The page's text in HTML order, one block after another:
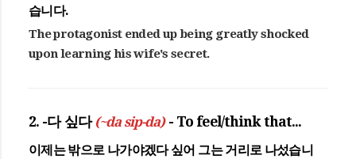
습니다.
The protagonist ended up being greatly shocked
upon learning his wife's secret.
2. -다 싶다 (~da sip-da)- To feel/think that...
이제는 밖으로 나가야겠다 싶어 그는 거리로 나섰습니